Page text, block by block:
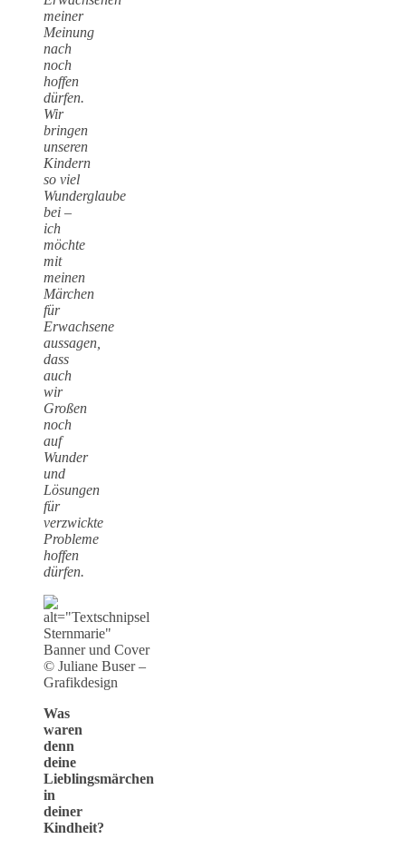
meiner
Meinung
nach
noch
hoffen
dürfen.
Wir
bringen
unseren
Kindern
so viel
Wunderglaube
bei –
ich
möchte
mit
meinen
Märchen
für
Erwachsene
aussagen,
dass
auch
wir
Großen
noch
auf
Wunder
und
Lösungen
für
verzwickte
Probleme
hoffen
dürfen.
Banner und Cover
© Juliane Buser –
Grafikdesign
Was
waren
denn
deine
Lieblingsmärchen
in
deiner
Kindheit?